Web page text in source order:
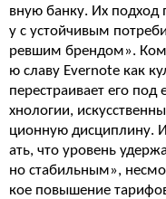
вную банку. Их подход
у с устойчивым
ревшим брендом».
ю славу Evernote как
перестраивает его
хнологии,
ционную дисциплину.
ать, что уровень
но стабильным»,
кое повышение